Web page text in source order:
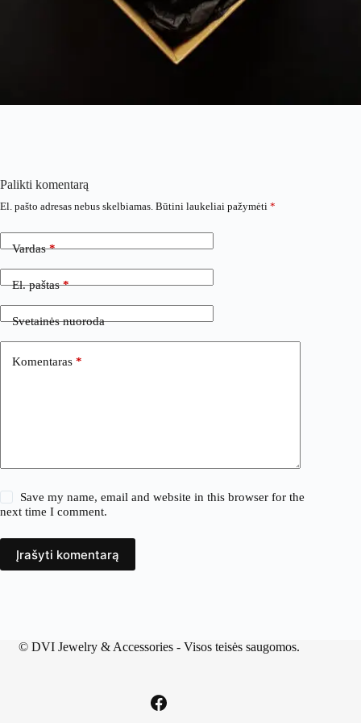
Palikti komentarą
El. pašto adresas nebus skelbiamas. Būtini laukeliai pažymėti *
Vardas*
El. paštas*
Svetainės nuoroda
Komentaras *
Save my name, email and website in this browser for the
next time I comment.
Įrašyti komentarą
© DVI Jewelry & Accessories- Visos teisės saugomos.